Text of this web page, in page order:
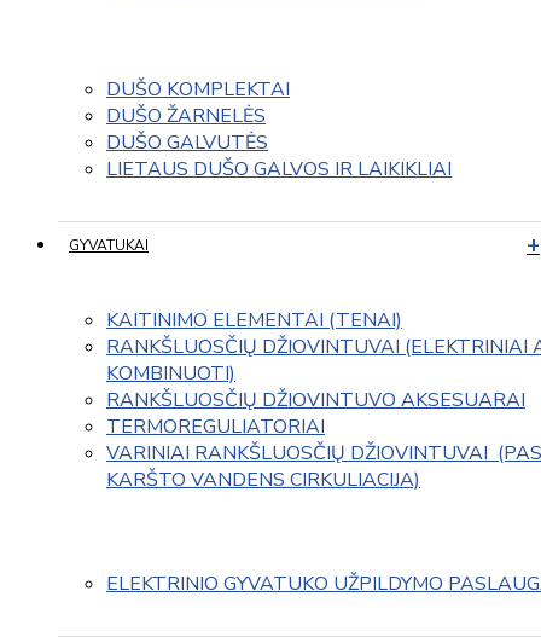
DUŠO KOMPLEKTAI
DUŠO ŽARNELĖS
DUŠO GALVUTĖS
LIETAUS DUŠO GALVOS IR LAIKIKLIAI
GYVATUKAI
KAITINIMO ELEMENTAI (TENAI)
RANKŠLUOSČIŲ DŽIOVINTUVAI (ELEKTRINIAI
KOMBINUOTI)
RANKŠLUOSČIŲ DŽIOVINTUVO AKSESUARAI
TERMOREGULIATORIAI
VARINIAI RANKŠLUOSČIŲ DŽIOVINTUVAI
KARŠTO VANDENS CIRKULIACIJA)
ELEKTRINIO GYVATUKO UŽPILDYMO